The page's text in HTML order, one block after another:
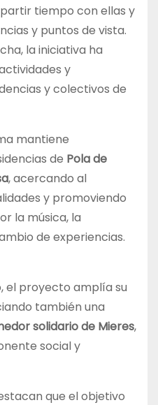
tiempo con ellas y
y puntos de vista.
la iniciativa ha
y
y colectivos de
mantiene
de Pola de
, acercando al
y promoviendo
la música, la
de experiencias.
el proyecto amplía su
también una
solidario de Mieres,
social y
que el objetivo